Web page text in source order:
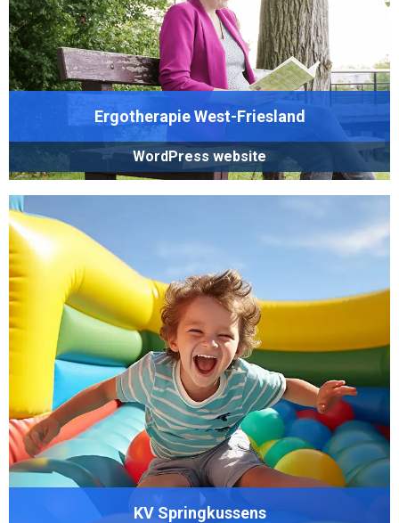
Ergotherapie West-Friesland
WordPress website
KV Springkussens